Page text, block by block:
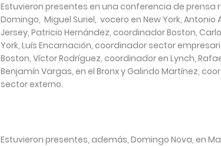
Estuvieron presentes en una conferencia de prensa
Domingo, Miguel Suriel, vocero en New York,
Jersey, Patricio Hernández, coordinador Boston,
York, Luís Encarnación, coordinador sector
Boston, Víctor Rodríguez, coordinador en Lynch,
Benjamín Vargas, en el Bronx y Galindo Martínez,
sector externo.
Estuvieron presentes, además, Domingo Nova, en